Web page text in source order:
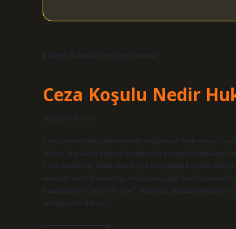
Etiket: İcrada cezai şart nedir
Ceza Koşulu Nedir
Tarih: Eylül 18, 2024
Ceza koşulu hangi durumlarda uygulanır? Sözleşmesel
bilinir, alacaklıyı kaybını kanıtlamak zorunda kalmaktan
Ceza maddesini iddia etmek için borçlunun kusurlu
muaccel olur? Borcun hiç veya gereği gibi ifa edilmemesi
hangi hallerde geçersiz olur? Sözleşme, hukuka aykırılık
sebeplerden dolayı…